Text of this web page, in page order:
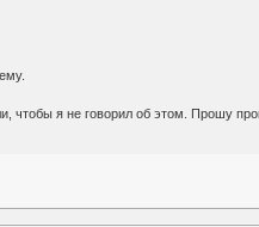
я не говорил об этом. Прошу